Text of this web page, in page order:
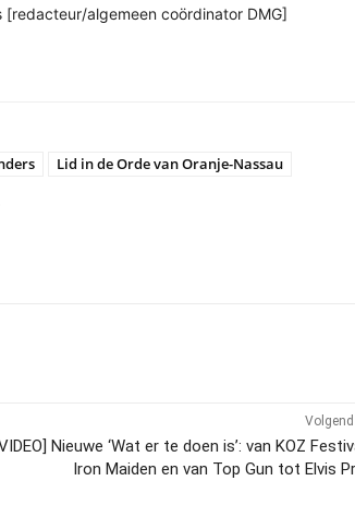
algemeen coördinator DMG]
Lid in de Orde van Oranje-Nassau
Nieuwe ‘Wat er te doen is’: van KOZ
Iron Maiden en van Top Gun tot Elvis